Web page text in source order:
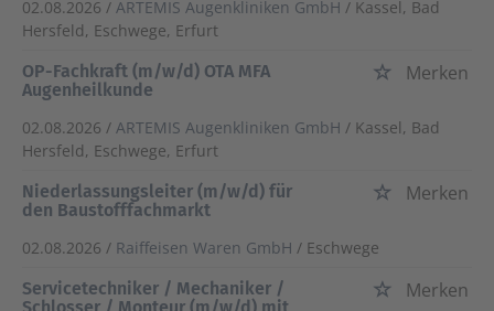
02.08.2026 / ARTEMIS Augenkliniken GmbH / Kassel, Bad
Hersfeld, Eschwege, Erfurt
OP-Fachkraft (m/w/d) OTA MFA
Augenheilkunde
Merken
02.08.2026 / ARTEMIS Augenkliniken GmbH / Kassel, Bad
Hersfeld, Eschwege, Erfurt
Niederlassungsleiter (m/w/d) für
den Baustofffachmarkt
Merken
02.08.2026 / Raiffeisen Waren GmbH / Eschwege
Servicetechniker / Mechaniker /
Merken